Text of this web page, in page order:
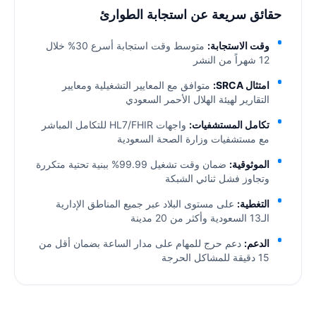
حقائق سريعة عن استجابة الطوارئ
وقت الاستجابة:
متوسط وقت استجابة أسرع 30% خلال
12 شهراً من النشر
امتثال SRCA:
متوافق مع المعايير التشغيلية ومعايير
التقارير لهيئة الهلال الأحمر السعودي
تكامل المستشفيات:
واجهات HL7/FHIR للتكامل المباشر
مع مستشفيات وزارة الصحة السعودية
الموثوقية:
ضمان وقت تشغيل 99.99% ببنية تحتية متكررة
وتجاوز فشل ثنائي الشبكة
التغطية: على مستوى البلاد عبر جميع المناطق الإدارية
الـ13 السعودية وأكثر من 20 مدينة
الدعم: دعم حرج للمهام على مدار الساعة بضمان أقل من
15 دقيقة للمشاكل الحرجة